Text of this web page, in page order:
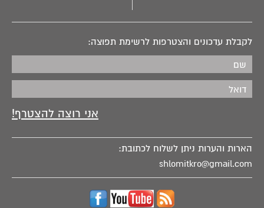
לקבלת עדכונים והצטרפות לרשימת תפוצה:
הארות והערות ניתן לשלוח לכתובת:
shlomitkro@gmail.com